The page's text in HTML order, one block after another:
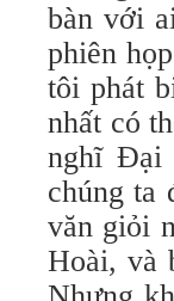
bàn với
phiên
tôi phát
nhất có
nghĩ Đại
chúng ta
văn giỏi
Hoài, và